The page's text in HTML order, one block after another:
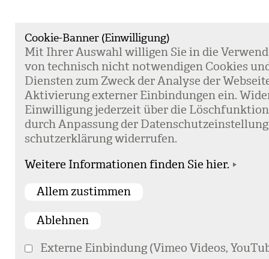
Cookie-Banner (Einwilligung)
Mit Ihrer Aus­wahl wil­li­gen Sie in die
von tech­nisch nicht not­wen­di­gen Coo­kies
Diens­ten zum Zweck der Ana­lyse der
Akti­vie­rung exter­ner Ein­bin­dun­gen ein.
Ein­wil­li­gung jeder­zeit über die
durch Anpas­sung der
schutz­er­klä­rung wider­ru­fen.
Weitere Informationen finden Sie hier.
Externe Einbindung (Vimeo Videos,